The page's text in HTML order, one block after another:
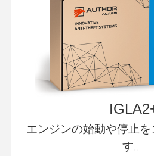
エンジンの始動や停止
す。